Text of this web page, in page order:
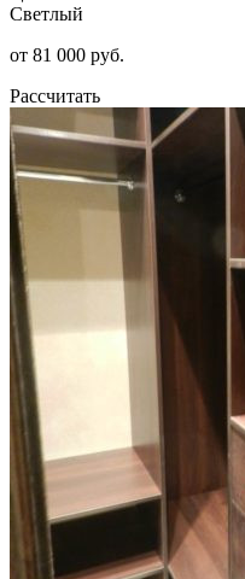
Светлый
от 81 000 руб.
Рассчитать